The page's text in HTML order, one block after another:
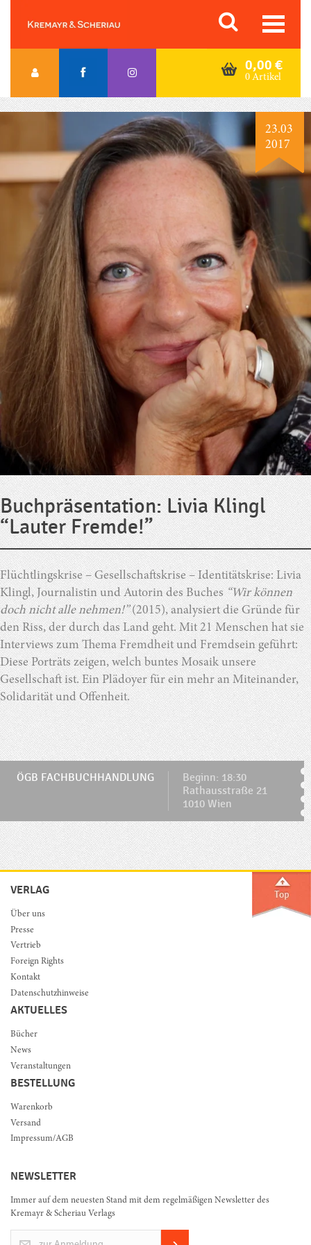
content
Orac K&S
0,00 €
0 Artikel
23.03
2017
Buchpräsentation: Livia Klingl
“Lauter Fremde!”
Flüchtlingskrise – Gesellschaftskrise – Identitätskrise: Livia
Klingl, Journalistin und Autorin des Buches“Wir können
doch nicht alle nehmen!”(2015), analysiert die Gründe für
den Riss, der durch das Land geht. Mit 21 Menschen hat sie
Interviews zum Thema Fremdheit und Fremdsein geführt:
Diese Porträts zeigen, welch buntes Mosaik unsere
Gesellschaft ist. Ein Plädoyer für ein mehr an Miteinander,
Solidarität und Offenheit.
ÖGB FACHBUCHHANDLUNG
Beginn: 18:30
Rathausstraße 21
1010 Wien
VERLAG
Über uns
Presse
Vertrieb
Foreign Rights
Kontakt
Datenschutzhinweise
AKTUELLES
Bücher
News
Veranstaltungen
BESTELLUNG
Warenkorb
Versand
Impressum/AGB
NEWSLETTER
Immer auf dem neuesten Stand mit dem regelmäßigen Newsletter des
Kremayr & Scheriau Verlags